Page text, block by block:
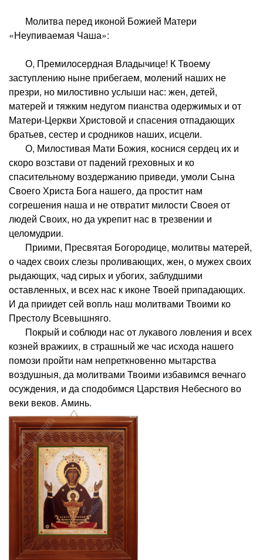
Молитва перед иконой Божией Матери
«Неупиваемая Чаша»:
О, Премилосердная Владычице! К Твоему
заступлению ныне прибегаем, молений наших не
презри, но милостивно услыши нас: жен, детей,
матерей и тяжким недугом пианства одержимых и от
Матери-Церкви Христовой и спасения отпадающих
братьев, сестер и сродников наших, исцели.
О, Милостивая Мати Божия, коснися сердец их и
скоро возстави от падений греховных и ко
спасительному воздержанию приведи, умоли Сына
Своего Христа Бога нашего, да простит нам
согрешения наша и не отвратит милости Своея от
людей Своих, но да укрепит нас в трезвении и
целомудрии.
Приими, Пресвятая Богородице, молитвы матерей,
о чадех своих слезы проливающих, жен, о мужех своих
рыдающих, чад сирых и убогих, заблудшими
оставленных, и всех нас к иконе Твоей припадающих.
И да приидет сей вопль наш молитвами Твоими ко
Престолу Всевышняго.
Покрый и соблюди нас от лукавого ловления и всех
козней вражиих, в страшный же час исхода нашего
помози пройти нам непреткновенно мытарства
воздушныя, да молитвами Твоими избавимся вечнаго
осуждения, и да сподобимся Царствия Небесного во
веки веков. Аминь.